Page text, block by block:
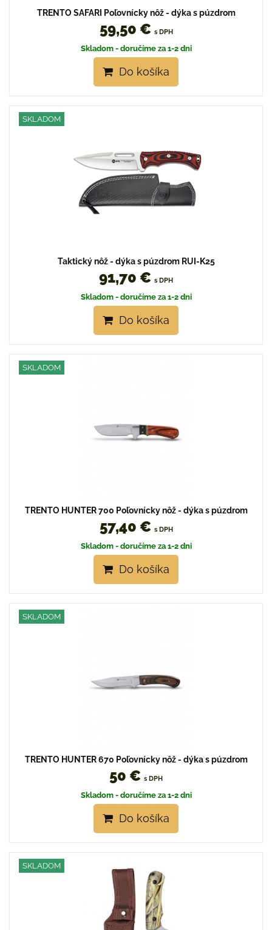
TRENTO SAFARI Poľovnícky nôž - dýka s púzdrom
59,50 € s DPH
Skladom - doručíme za 1-2 dni
Do košíka
SKLADOM
Taktický nôž - dýka s púzdrom RUI-K25
91,70 € s DPH
Skladom - doručíme za 1-2 dni
Do košíka
SKLADOM
TRENTO HUNTER 700 Poľovnícky nôž - dýka s púzdrom
57,40 € s DPH
Skladom - doručíme za 1-2 dni
Do košíka
SKLADOM
TRENTO HUNTER 670 Poľovnícky nôž - dýka s púzdrom
50 € s DPH
Skladom - doručíme za 1-2 dni
Do košíka
SKLADOM